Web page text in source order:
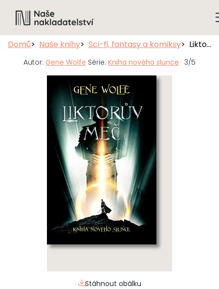
Domů Naše knihy Sci-fi, fantasy a komiksy Liktorův meč
Autor: Gene Wolfe Série: Kniha nového slunce · 3/5
Stáhnout obálku